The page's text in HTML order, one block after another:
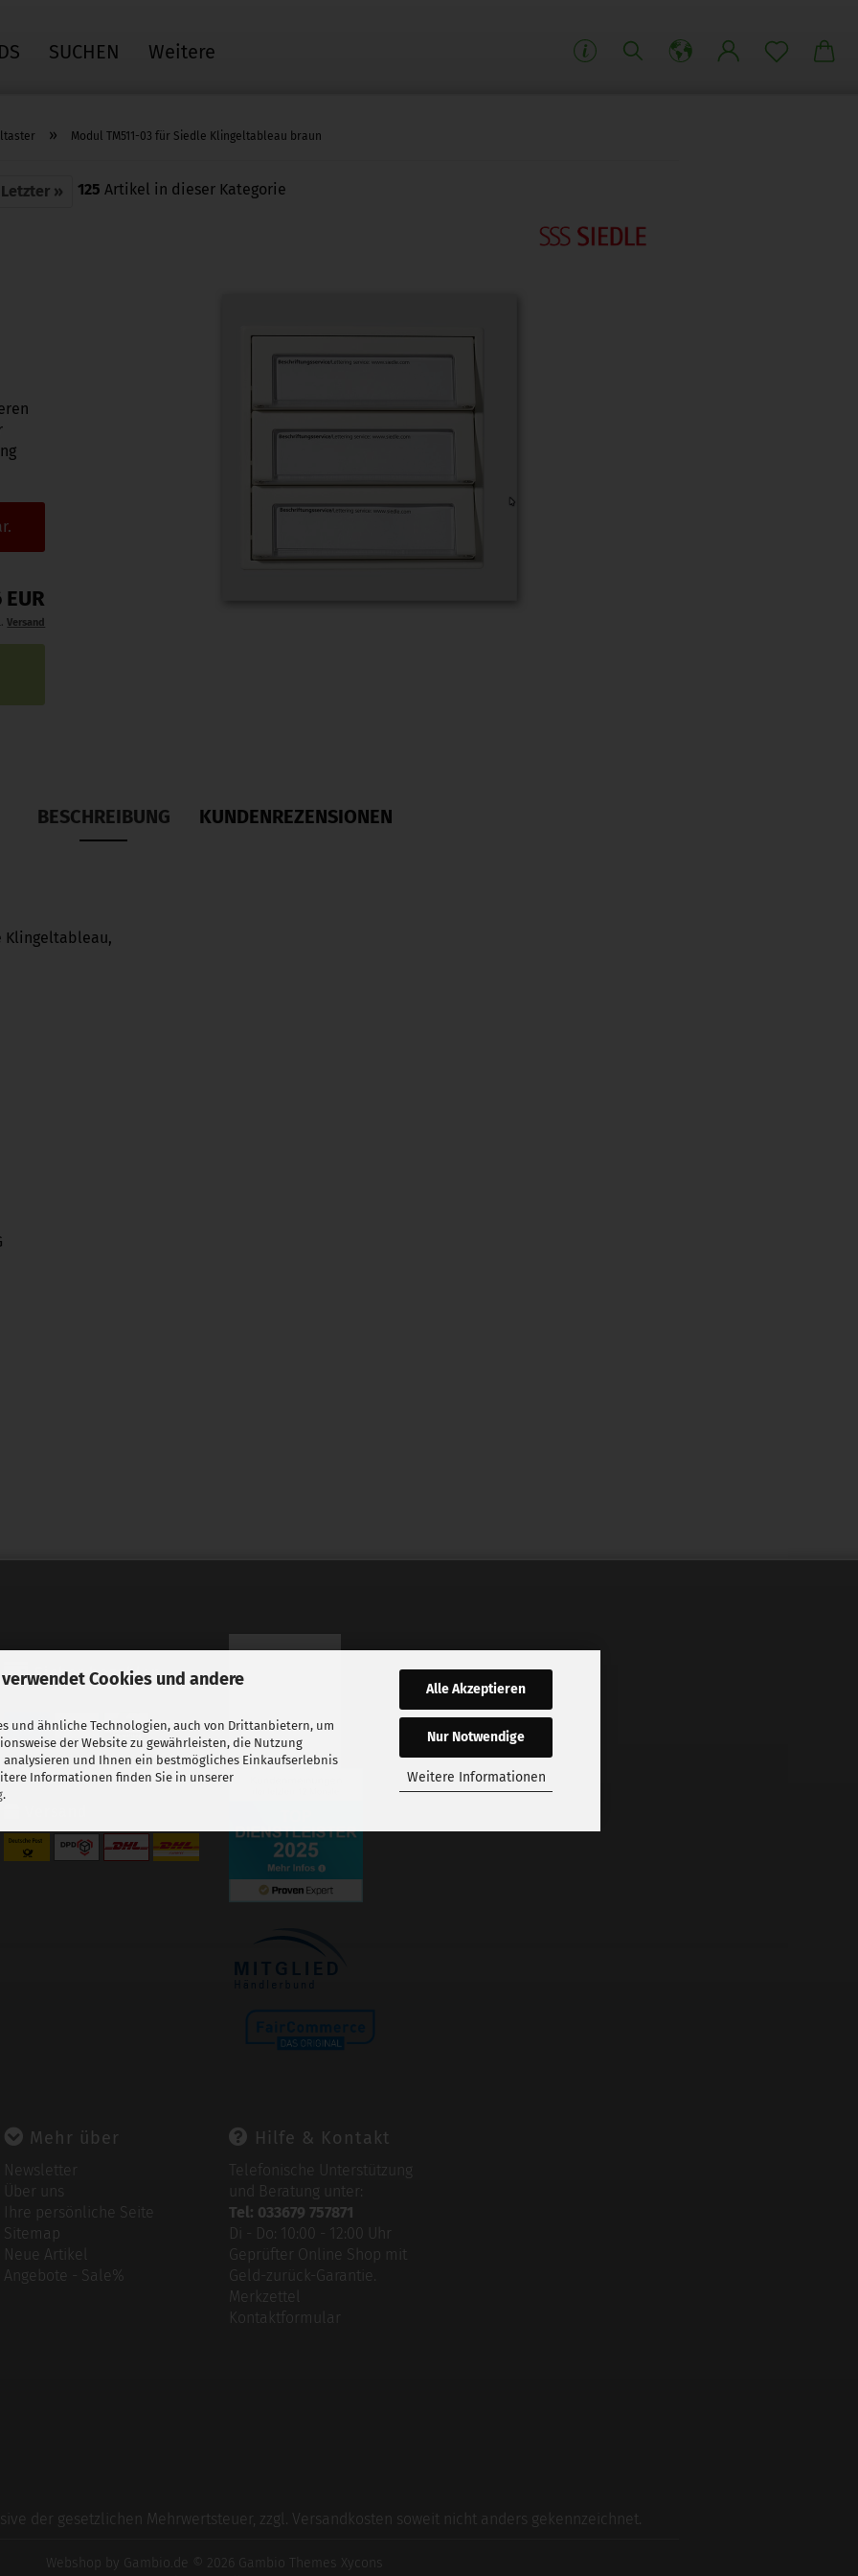
Cookies und andere
und ähnliche Technologien, auch von Drittanbietern, um
der Website zu gewährleisten, die Nutzung
analysieren und Ihnen ein bestmögliches Einkaufserlebnis
Informationen finden Sie in unserer
.
Alle Akzeptieren
Nur Notwendige
Weitere Informationen
SUCHEN Weitere
» Modul TM511-03 für Siedle Klingeltableau braun
Letzter » 125 Artikel in dieser Kategorie
Versand
BESCHREIBUNG KUNDENREZENSIONEN
Klingeltableau,
Sicher bezahlen
Mehr über
Newsletter
Über uns
Ihre persönliche Seite
Sitemap
Neue Artikel
Angebote - Sale%
Hilfe & Kontakt
Telefonische Unterstützung
und Beratung unter:
Tel: 033679 757871
Di - Do: 10:00 - 12:00 Uhr
Geprüfter Online Shop mit
Geld-zurück-Garantie.
Merkzettel
Kontaktformular
der gesetzlichen Mehrwertsteuer, zzgl. Versandkosten soweit nicht anders gekennzeichnet.
Webshop by Gambio.de © 2026 Gambio Themes
Xycons